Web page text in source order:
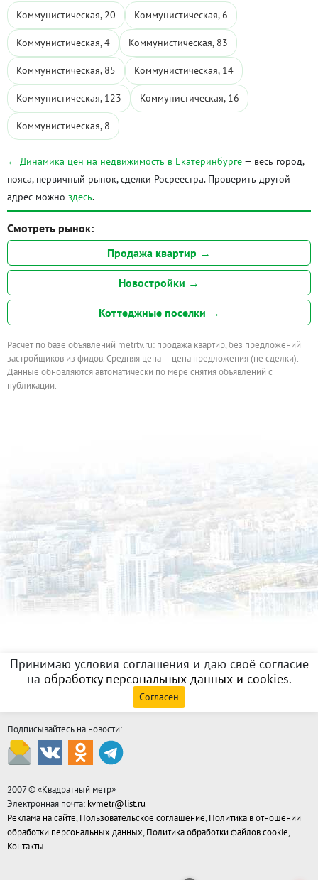
Коммунистическая, 20 Коммунистическая, 6
Коммунистическая, 4 Коммунистическая, 83
Коммунистическая, 85 Коммунистическая, 14
Коммунистическая, 123 Коммунистическая, 16
Коммунистическая, 8
← Динамика цен на недвижимость в Екатеринбурге — весь город,
пояса, первичный рынок, сделки Росреестра. Проверить другой
адрес можно здесь.
Смотреть рынок:
Продажа квартир →
Новостройки →
Коттеджные поселки →
Расчёт по базе объявлений metrtv.ru: продажа квартир, без предложений
застройщиков из фидов. Средняя цена — цена предложения (не сделки).
Данные обновляются автоматически по мере снятия объявлений с
публикации.
Принимаю условия соглашения и даю своё согласие
на обработку персональных данных и cookies.
Согласен
Подписывайтесь на новости:
2007 © «Квадратный метр»
Электронная почта: kvmetr@list.ru
Реклама на сайте, Пользовательское соглашение, Политика в отношении
обработки персональных данных, Политика обработки файлов cookie,
Контакты